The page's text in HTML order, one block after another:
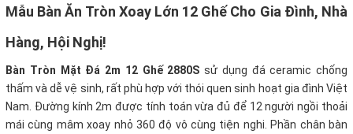
Mẫu Bàn Ăn Tròn Xoay Lớn 12 Ghế Cho Gia Đình, Nhà
Hàng, Hội Nghị!
Bàn Tròn Mặt Đá 2m 12 Ghế 2880S sử dụng đá ceramic chống
thấm và dễ vệ sinh, rất phù hợp với thói quen sinh hoạt gia đình Việt
Nam. Đường kính 2m được tính toán vừa đủ để 12 người ngồi thoải
mái cùng mâm xoay nhỏ 360 độ vô cùng tiện nghi. Phần chân bàn